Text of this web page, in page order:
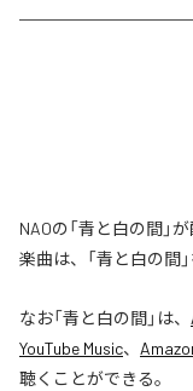
NAOの「青と白の間」
楽曲は、「青と白の間
なお「青と白の間」は、
YouTube Music、
聴くことができる。